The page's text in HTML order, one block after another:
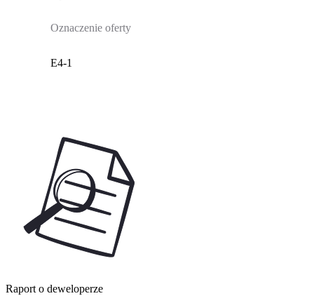
Oznaczenie oferty
E4-1
Raport o deweloperze